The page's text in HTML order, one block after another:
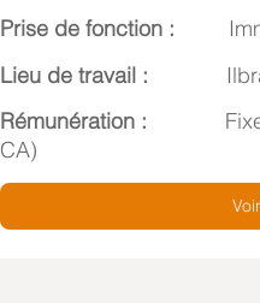
Prise de fonction :
Lieu de travail :
Ilbrat –
Rémunération : Fixe +
CA)